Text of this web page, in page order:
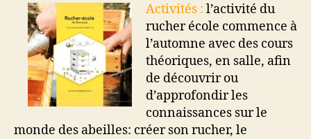
Activités : l’activité du
rucher école commence à
l’automne avec des cours
théoriques, en salle, afin
de découvrir ou
d’approfondir les
connaissances sur le
monde des abeilles: créer son rucher, le